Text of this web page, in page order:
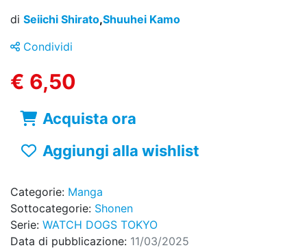
di Seiichi Shirato,Shuuhei Kamo
Condividi
€ 6,50
Acquista ora
Aggiungi alla wishlist
Categorie: Manga
Sottocategorie: Shonen
Serie: WATCH DOGS TOKYO
Data di pubblicazione: 11/03/2025